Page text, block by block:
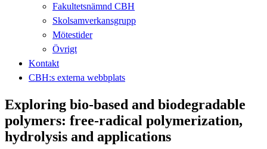
Fakultetsnämnd CBH
Skolsamverkansgrupp
Mötestider
Övrigt
Kontakt
CBH:s externa webbplats
Exploring bio-based and biodegradable
polymers: free-radical polymerization,
hydrolysis and applications